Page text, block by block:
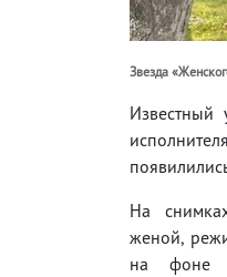
Звезда
Известный
На
женой,
на фоне